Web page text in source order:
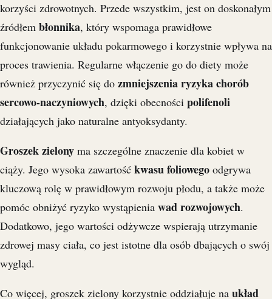
korzyści zdrowotnych. Przede wszystkim, jest on doskonałym
źródłem błonnika, który wspomaga prawidłowe
funkcjonowanie układu pokarmowego i korzystnie wpływa na
proces trawienia. Regularne włączenie go do diety może
również przyczynić się do zmniejszenia ryzyka chorób
sercowo-naczyniowych, dzięki obecności polifenoli
działających jako naturalne antyoksydanty.
Groszek zielony ma szczególne znaczenie dla kobiet w
ciąży. Jego wysoka zawartość kwasu foliowego odgrywa
kluczową rolę w prawidłowym rozwoju płodu, a także może
pomóc obniżyć ryzyko wystąpienia wad rozwojowych.
Dodatkowo, jego wartości odżywcze wspierają utrzymanie
zdrowej masy ciała, co jest istotne dla osób dbających o swój
wygląd.
Co więcej, groszek zielony korzystnie oddziałuje na układ